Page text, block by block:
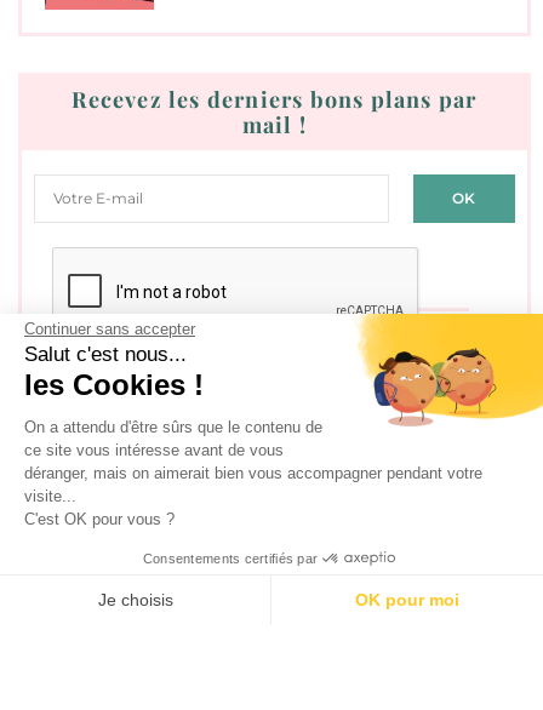
Continuer sans accepter
Salut c'est nous...
les Cookies !
On a attendu d'être sûrs que le contenu de
ce site vous intéresse avant de vous
déranger, mais on aimerait bien vous accompagner pendant votre
visite...
C'est OK pour vous ?
Consentements certifiés par
Je choisis OK pour moi
Recevez les derniers bons plans par
mail !
J'accepte les conditions générales d'utilisation
SÉLECTION DE BONS PLANS